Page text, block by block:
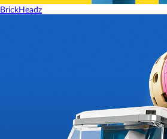
BrickHeadz